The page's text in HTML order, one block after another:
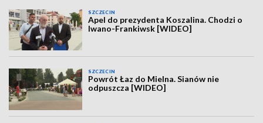
SZCZECIN
Apel do prezydenta Koszalina. Chodzi o
Iwano-Frankiwsk [WIDEO]
SZCZECIN
Powrót Łaz do Mielna. Sianów nie
odpuszcza [WIDEO]